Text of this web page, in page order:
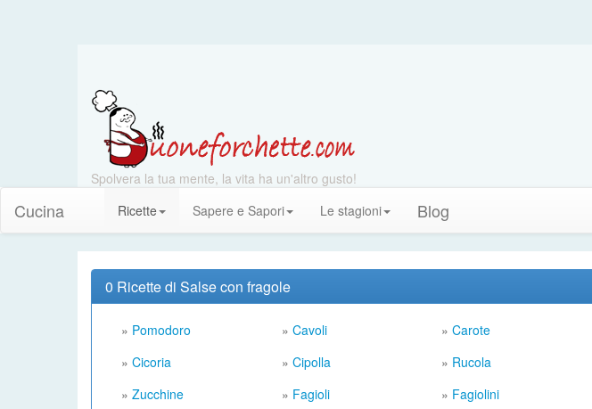
Spolvera la tua mente, la vita ha un'altro gusto!
Cucina Ricette Sapere e Sapori Le stagioni Blog
0 Ricette di Salse con fragole
» Pomodoro » Cavoli » Carote
» Cicoria » Cipolla » Rucola
» Zucchine » Fagioli » Fagiolini